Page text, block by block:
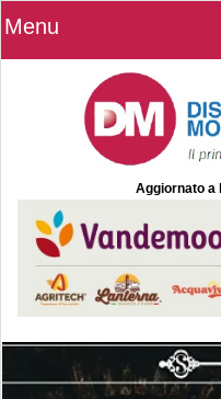
Menu
Aggiornato a